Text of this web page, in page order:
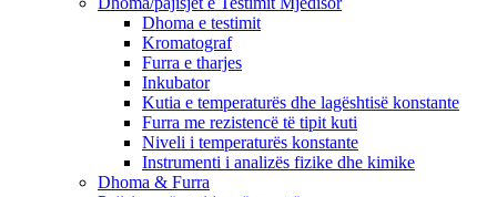
Dhoma e testimit
Kromatograf
Furra e tharjes
Inkubator
Kutia e temperaturës dhe lagështisë konstante
Furra me rezistencë të tipit kuti
Niveli i temperaturës konstante
Instrumenti i analizës fizike dhe kimike
Dhoma & Furra